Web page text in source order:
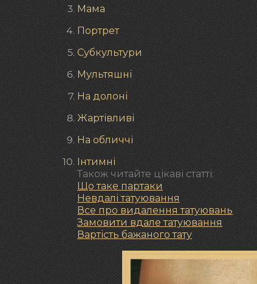
Мама
Портрет
Субкультури
Мультяшні
На долоні
Жартівливі
На обличчі
Інтимні
Також читайте цікаві статті:
Що таке партаки
Невдалі татуювання
Все про видалення татуювань
Замовити вдале татуювання
Вартість бажаного тату